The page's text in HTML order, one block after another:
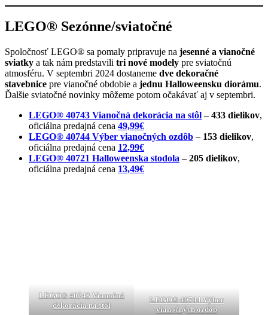
LEGO® Sezónne/sviatočné
Spoločnosť LEGO® sa pomaly pripravuje na jesenné a vianočné
sviatky a tak nám predstavili tri nové modely pre sviatočnú
atmosféru. V septembri 2024 dostaneme dve dekoračné
stavebnice pre vianočné obdobie a jednu Halloweensku diorámu.
Ďalšie sviatočné novinky môžeme potom očakávať aj v septembri.
LEGO® 40743 Vianočná dekorácia na stôl – 433 dielikov,
oficiálna predajná cena 49,99€
LEGO® 40744 Výber vianočných ozdôb – 153 dielikov,
oficiálna predajná cena 12,99€
LEGO® 40721 Halloweenska stodola – 205 dielikov,
oficiálna predajná cena 13,49€
LEGO® 40743 Vianočná
dekorácia na stôl
LEGO® 40744 Výber
vianočných ozdôb